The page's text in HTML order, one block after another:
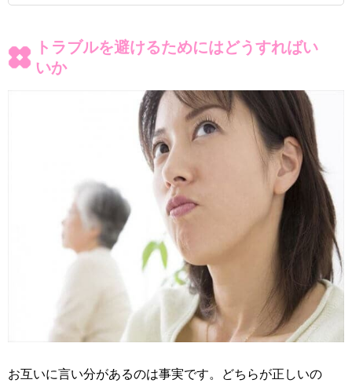
トラブルを避けるためにはどうすればい
いか
お互いに言い分があるのは事実です。どちらが正しいの